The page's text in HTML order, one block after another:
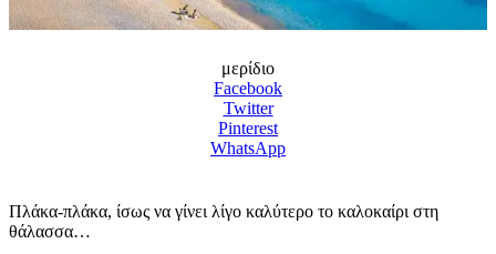
μερίδιο
Facebook
Twitter
Pinterest
WhatsApp
Πλάκα-πλάκα, ίσως να γίνει λίγο καλύτερο το καλοκαίρι στη
θάλασσα…